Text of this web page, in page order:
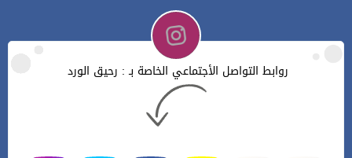
روابط التواصل الأجتماعي الخاصة بـ : رحيق الورد